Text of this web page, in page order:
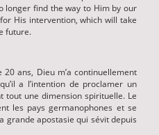
longer find the way to Him by our
His intervention, which will take
future.
ans, Dieu m’a continuellement
a l’intention de proclamer un
tout une dimension spirituelle. Le
les pays germanophones et se
grande apostasie qui sévit depuis